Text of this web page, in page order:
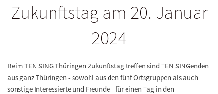
Zukunftstag am 20. Januar
2024
Beim TEN SING Thüringen Zukunftstag treffen sind TEN SINGenden
aus ganz Thüringen - sowohl aus den fünf Ortsgruppen als auch
sonstige Interessierte und Freunde - für einen Tag in den